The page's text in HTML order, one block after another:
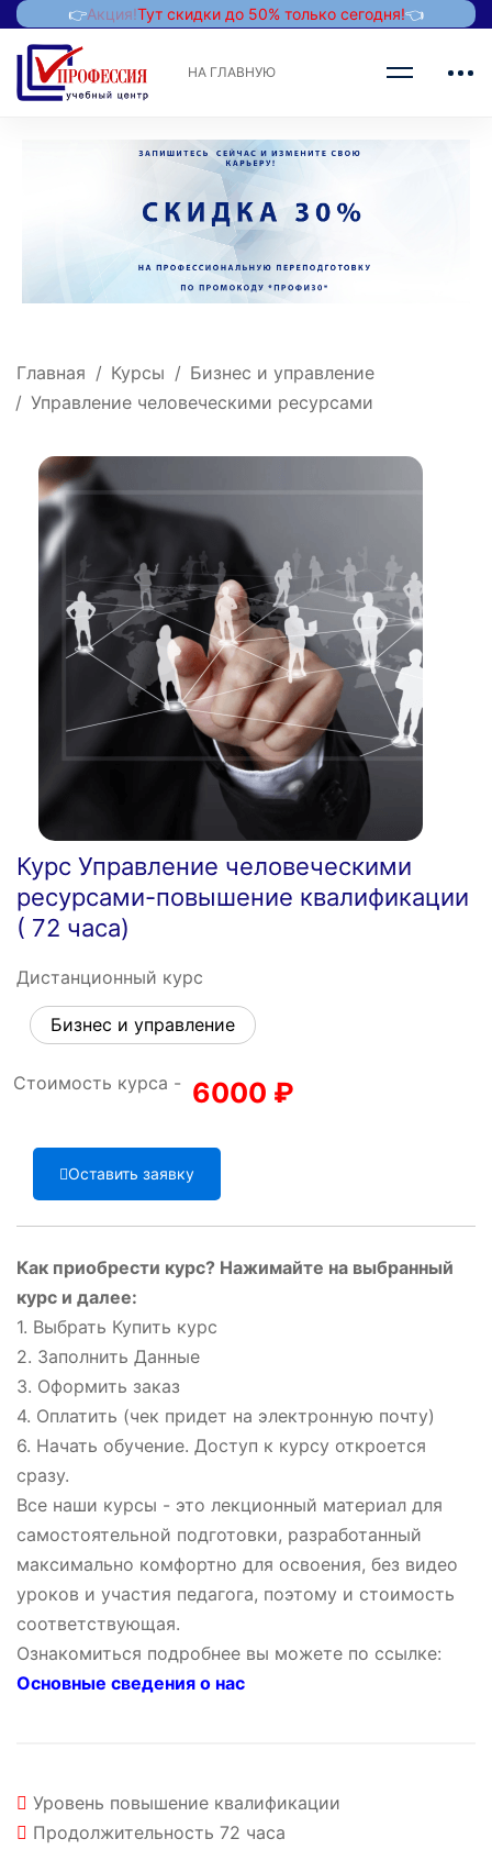
👉Акция!Тут скидки до 50% только сегодня!👈
НА ГЛАВНУЮ
Главная Курсы
Бизнес и управление
Управление человеческими ресурсами
Курс Управление человеческими
ресурсами-повышение квалификации
( 72 часа)
Дистанционный курс
Бизнес и управление
Стоимость курса - 6000 ₽
Оставить заявку
Как приобрести курс? Нажимайте на выбранный
курс и далее:
1. Выбрать Купить курс
2. Заполнить Данные
3. Оформить заказ
4. Оплатить (чек придет на электронную почту)
6. Начать обучение. Доступ к курсу откроется
сразу.
Все наши курсы - это лекционный материал для
самостоятельной подготовки, разработанный
максимально комфортно для освоения, без видео
уроков и участия педагога, поэтому и стоимость
соответствующая.
Ознакомиться подробнее вы можете по ссылке:
Основные сведения о нас
Уровень повышение квалификации
Продолжительность 72 часа